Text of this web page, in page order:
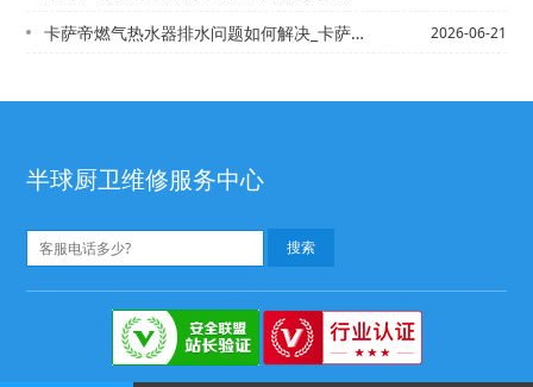
卡萨帝燃气热水器排水问题如何解决_卡萨帝燃气热水器排水问题解决方法|卡萨帝热水器... 2026-06-21
半球厨卫维修服务中心